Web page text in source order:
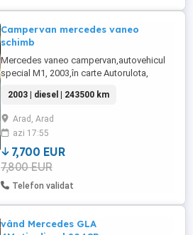
Campervan mercedes vaneo
schimb
Mercedes vaneo campervan,autovehicul
special M1, 2003,în carte Autorulota,
electrice, oglinzi electrice incalzite, baterie
aux, webasto nou, bazin apa, dus exterior,
priza conectare electric 220v , perdele
geamuri, cort exterior, camera trafic față
spate, camera mers ...
2003 | diesel | 243500 km
Arad, Arad
azi 17:55
7,700 EUR
7,800 EUR
Telefon validat
vând Mercedes GLA